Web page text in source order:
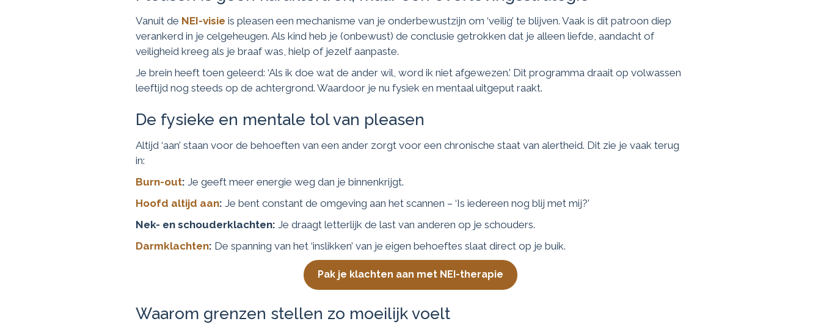
Vanuit de NEI-visie is pleasen een mechanisme van je onderbewustzijn om ‘veilig’ te blijven. Vaak is dit patroon diep
verankerd in je celgeheugen. Als kind heb je (onbewust) de conclusie getrokken dat je alleen liefde, aandacht of
veiligheid kreeg als je braaf was, hielp of jezelf aanpaste.
Je brein heeft toen geleerd: ‘Als ik doe wat de ander wil, word ik niet afgewezen.’ Dit programma draait op volwassen
leeftijd nog steeds op de achtergrond. Waardoor je nu fysiek en mentaal uitgeput raakt.
De fysieke en mentale tol van pleasen
Altijd ‘aan’ staan voor de behoeften van een ander zorgt voor een chronische staat van alertheid. Dit zie je vaak terug
in:
Burn-out: Je geeft meer energie weg dan je binnenkrijgt.
Hoofd altijd aan: Je bent constant de omgeving aan het scannen – ‘Is iedereen nog blij met mij?’
Nek- en schouderklachten: Je draagt letterlijk de last van anderen op je schouders.
Darmklachten: De spanning van het ‘inslikken’ van je eigen behoeftes slaat direct op je buik.
Pak je klachten aan met NEI-therapie
Waarom grenzen stellen zo moeilijk voelt